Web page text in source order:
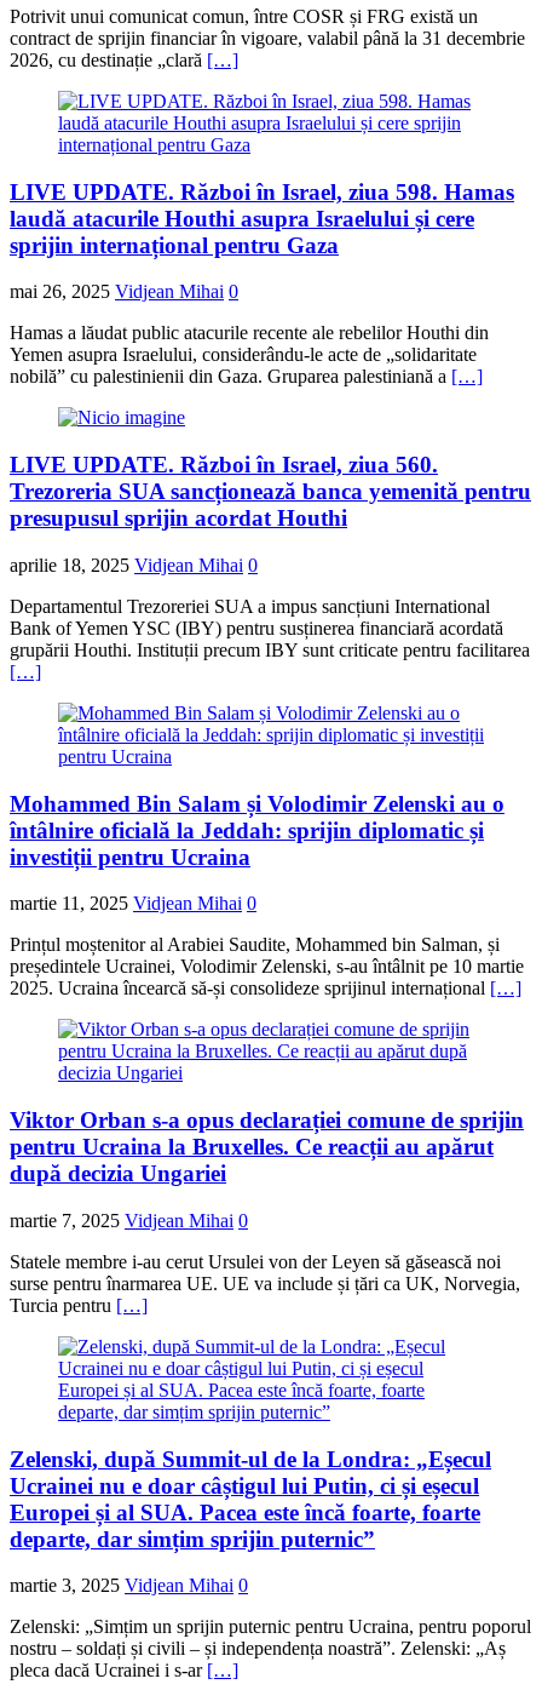
Potrivit unui comunicat comun, între COSR și FRG există un
contract de sprijin financiar în vigoare, valabil până la 31 decembrie
2026, cu destinație „clară […]
LIVE UPDATE. Război în Israel, ziua 598. Hamas
laudă atacurile Houthi asupra Israelului și cere
sprijin internațional pentru Gaza
mai 26, 2025 Vidjean Mihai 0
Hamas a lăudat public atacurile recente ale rebelilor Houthi din
Yemen asupra Israelului, considerându-le acte de „solidaritate
nobilă” cu palestinienii din Gaza. Gruparea palestiniană a […]
LIVE UPDATE. Război în Israel, ziua 560.
Trezoreria SUA sancționează banca yemenită pentru
presupusul sprijin acordat Houthi
aprilie 18, 2025 Vidjean Mihai 0
Departamentul Trezoreriei SUA a impus sancțiuni International
Bank of Yemen YSC (IBY) pentru susținerea financiară acordată
grupării Houthi. Instituții precum IBY sunt criticate pentru facilitarea
[…]
Mohammed Bin Salam și Volodimir Zelenski au o
întâlnire oficială la Jeddah: sprijin diplomatic și
investiții pentru Ucraina
martie 11, 2025 Vidjean Mihai 0
Prințul moștenitor al Arabiei Saudite, Mohammed bin Salman, și
președintele Ucrainei, Volodimir Zelenski, s-au întâlnit pe 10 martie
2025. Ucraina încearcă să-și consolideze sprijinul internațional […]
Viktor Orban s-a opus declarației comune de sprijin
pentru Ucraina la Bruxelles. Ce reacții au apărut
după decizia Ungariei
martie 7, 2025 Vidjean Mihai 0
Statele membre i-au cerut Ursulei von der Leyen să găsească noi
surse pentru înarmarea UE. UE va include și țări ca UK, Norvegia,
Turcia pentru […]
Zelenski, după Summit-ul de la Londra: „Eșecul
Ucrainei nu e doar câștigul lui Putin, ci și eșecul
Europei și al SUA. Pacea este încă foarte, foarte
departe, dar simțim sprijin puternic”
martie 3, 2025 Vidjean Mihai 0
Zelenski: „Simțim un sprijin puternic pentru Ucraina, pentru poporul
nostru – soldați și civili – și independența noastră”. Zelenski: „Aș
pleca dacă Ucrainei i s-ar […]